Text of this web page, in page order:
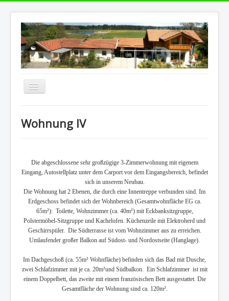
Navigation
an/aus
Kontakt
Wohnung IV
Die abgeschlossene sehr großzügige 3-Zimmerwohnung mit eigenem
Eingang, Autostellplatz unter dem Carport vor dem Eingangsbereich, befindet
sich in unserem Neubau.
Die Wohnung hat 2 Ebenen, die durch eine Innentreppe verbunden sind. Im
Erdgeschoss befindet sich der Wohnbereich (Gesamtwohnfläche EG ca.
65m²): Toilette, Wohnzimmer (ca. 40m²) mit Eckbanksitzgruppe,
Polstermöbel-Sitzgruppe und Kachelofen. Küchenzeile mit Elektroherd und
Geschirrspüler. Die Südterrasse ist vom Wohnzimmer aus zu erreichen.
Umlaufender großer Balkon auf Südost- und Nordostseite (Hanglage).
Im Dachgeschoß (ca. 55m² Wohnfläche) befinden sich das Bad mit Dusche,
zwei Schlafzimmer mit je ca. 20m²und Südbalkon. Ein Schlafzimmer ist mit
einem Doppelbett, das zweite mit einem französischen Bett ausgestattet. Die
Gesamtfläche der Wohnung sind ca. 120m².